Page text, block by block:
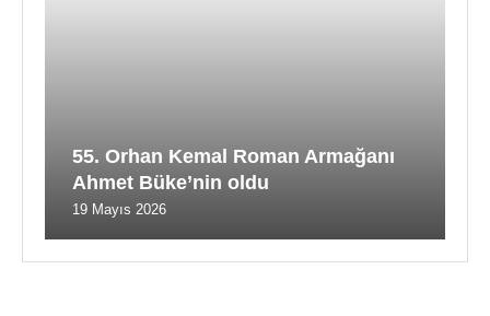
55. Orhan Kemal Roman Armağanı
Ahmet Büke’nin oldu
19 Mayıs 2026